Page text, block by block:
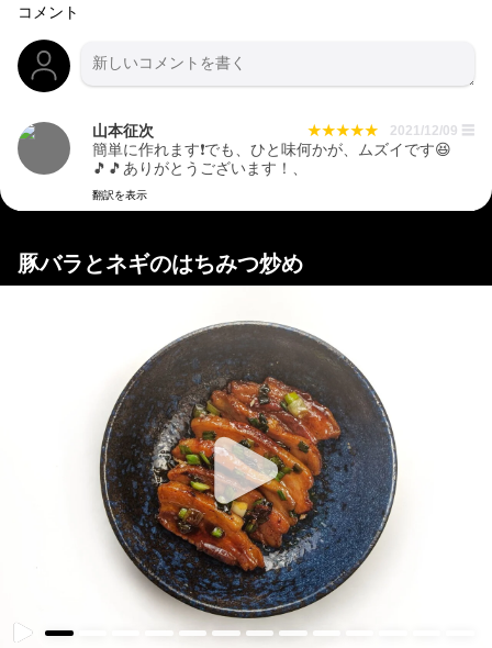
コメント
山本征次 2021/12/09 ☰
簡単に作れます❗でも、ひと味何かが、ムズイです😆
🎵🎵ありがとうございます！、
翻訳を表示
豚バラとネギのはちみつ炒め